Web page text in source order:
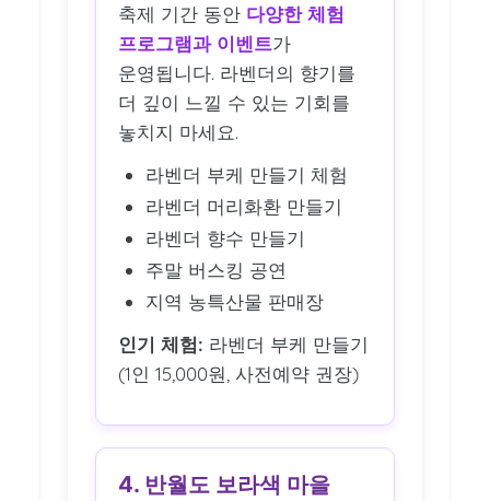
축제 기간 동안 다양한 체험
프로그램과 이벤트가
운영됩니다. 라벤더의 향기를
더 깊이 느낄 수 있는 기회를
놓치지 마세요.
라벤더 부케 만들기 체험
라벤더 머리화환 만들기
라벤더 향수 만들기
주말 버스킹 공연
지역 농특산물 판매장
인기 체험: 라벤더 부케 만들기
(1인 15,000원, 사전예약 권장)
4. 반월도 보라색 마을